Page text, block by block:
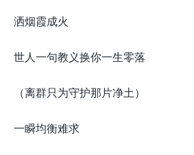
洒烟霞成火
世人一句教义换你一生零落
（离群只为守护那片净土）
一瞬均衡难求